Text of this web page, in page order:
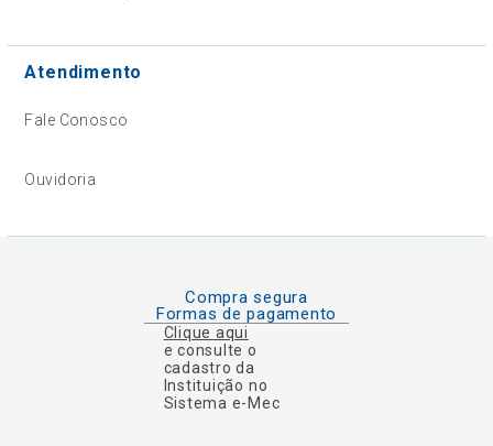
Atendimento
Fale Conosco
Ouvidoria
Compra segura
Formas de pagamento
Clique aqui
e consulte o
cadastro da
Instituição no
Sistema e-Mec